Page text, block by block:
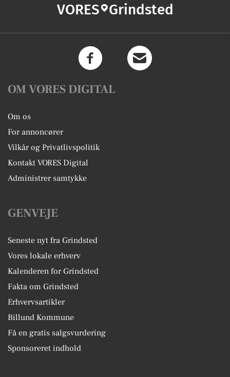
VORES Grindsted
OM VORES DIGITAL
Om os
For annoncører
Vilkår og Privatlivspolitik
Kontakt VORES Digital
Administrer samtykke
GENVEJE
Seneste nyt fra Grindsted
Vores lokale erhverv
Kalenderen for Grindsted
Fakta om Grindsted
Erhvervsartikler
Billund Kommune
Få en gratis salgsvurdering
Sponsoreret indhold